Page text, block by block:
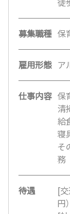
募集職種 保
雇用形態 ア
仕事内容 保
清
給
寝
そ
務
待遇
[
円）